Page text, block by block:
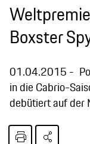
Boxster
01.04.2015
in die Cabrio-
debütiert auf der